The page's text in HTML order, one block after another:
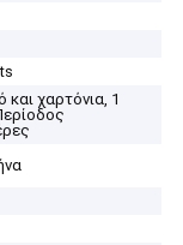
χαρτόνια, 1